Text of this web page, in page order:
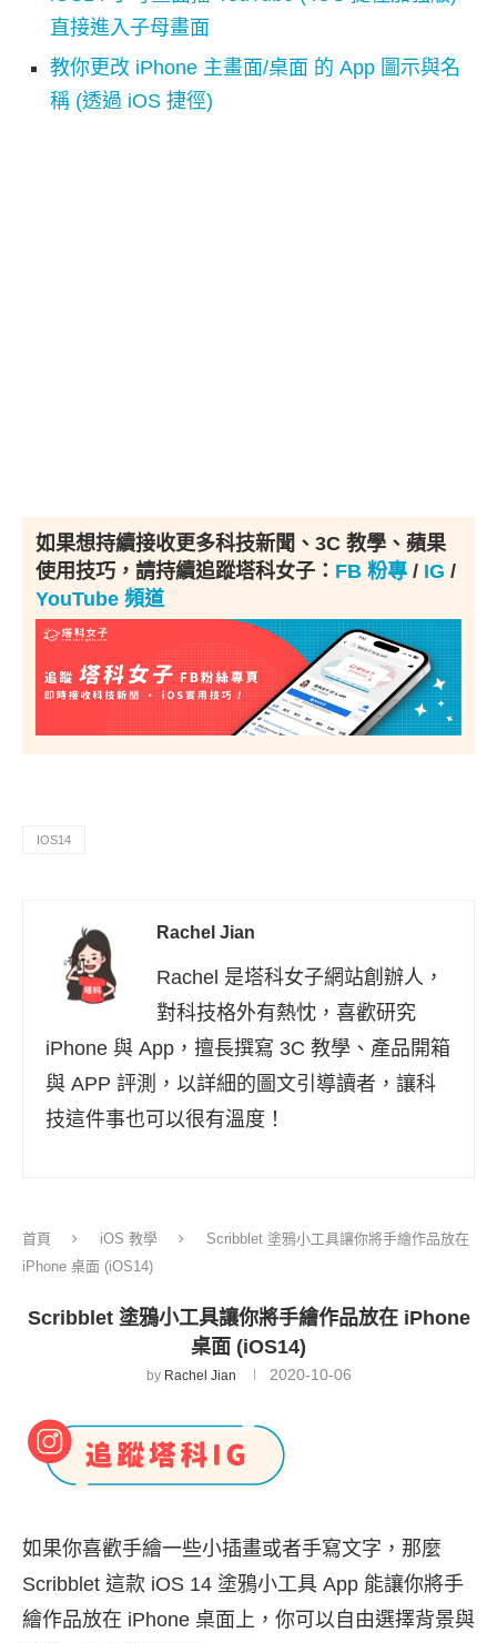
直接進入子母畫面
教你更改 iPhone 主畫面/桌面 的 App 圖示與名
稱 (透過 iOS 捷徑)
如果想持續接收更多科技新聞、3C 教學、蘋果
使用技巧，請持續追蹤塔科女子： FB 粉專 / IG /
YouTube 頻道
IOS14
Rachel Jian
Rachel 是塔科女子網站創辦人，
對科技格外有熱忱，喜歡研究
iPhone 與 App，擅長撰寫 3C 教學、產品開箱
與 APP 評測，以詳細的圖文引導讀者，讓科
技這件事也可以很有溫度！
首頁 iOS 教學
Scribblet 塗鴉小工具讓你將手繪作品放在
iPhone 桌面 (iOS14)
Scribblet 塗鴉小工具讓你將手繪作品放在 iPhone
桌面 (iOS14)
by Rachel Jian 2020-10-06
如果你喜歡手繪一些小插畫或者手寫文字，那麼
Scribblet 這款 iOS 14 塗鴉小工具 App 能讓你將手
繪作品放在 iPhone 桌面上，你可以自由選擇背景與